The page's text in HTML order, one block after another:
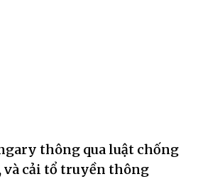
thông qua luật chống
cải tổ truyền thông